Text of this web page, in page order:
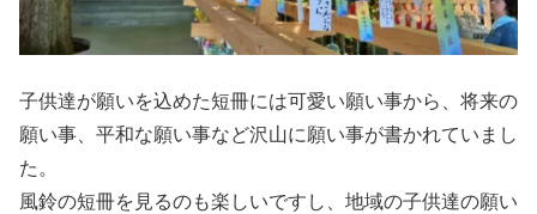
子供達が願いを込めた短冊には可愛い願い事から、将来の
願い事、平和な願い事など沢山に願い事が書かれていまし
た。
風鈴の短冊を見るのも楽しいですし、地域の子供達の願い